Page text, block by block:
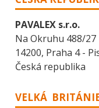
PAVALEX s.r.o.
Na Okruhu 488/27
14200, Praha 4 -
Česká republika
VELKÁ